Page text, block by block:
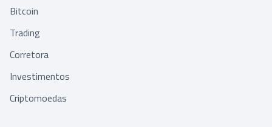
Bitcoin
Trading
Corretora
Investimentos
Criptomoedas